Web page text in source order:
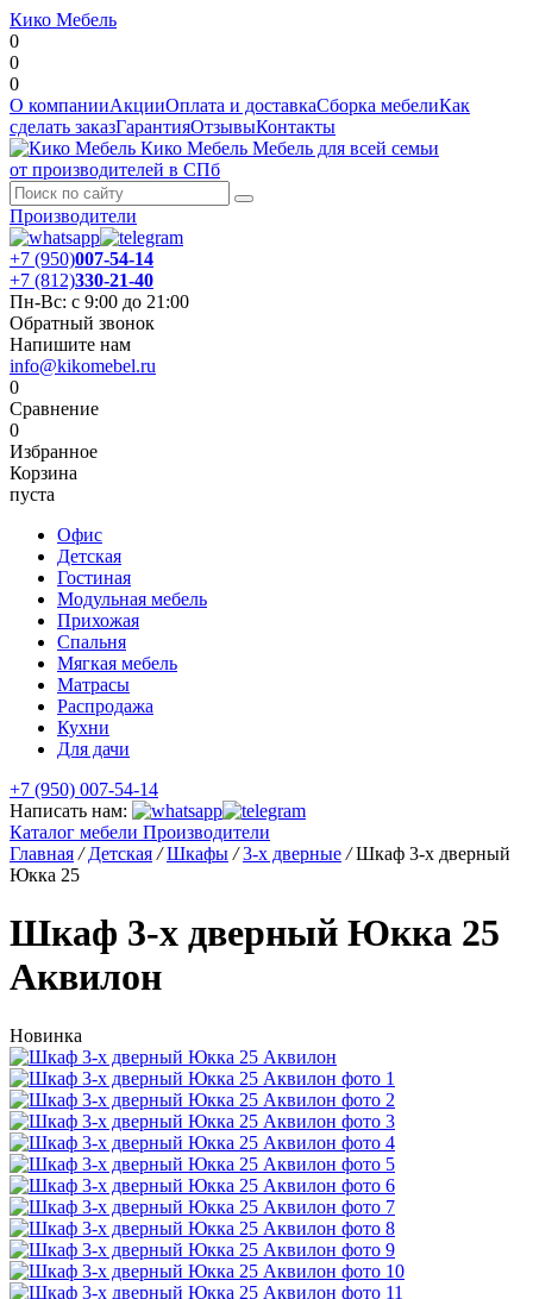
Кико Мебель
0
0
0
О компанииАкцииОплата и доставкаСборка мебелиКак
сделать заказГарантияОтзывыКонтакты
Кико Мебель Мебель для всей семьи
от производителей в СПб
Производители
+7 (950)007-54-14
+7 (812)330-21-40
Пн-Вс: с 9:00 до 21:00
Обратный звонок
Напишите нам
info@kikomebel.ru
0
Сравнение
0
Избранное
Корзина
пуста
Офис
Детская
Гостиная
Модульная мебель
Прихожая
Спальня
Мягкая мебель
Матрасы
Распродажа
Кухни
Для дачи
+7 (950) 007-54-14
Написать нам:
Каталог мебели Производители
Главная / Детская / Шкафы / 3-х дверные / Шкаф 3-х дверный
Юкка 25
Шкаф 3-х дверный Юкка 25
Аквилон
Новинка